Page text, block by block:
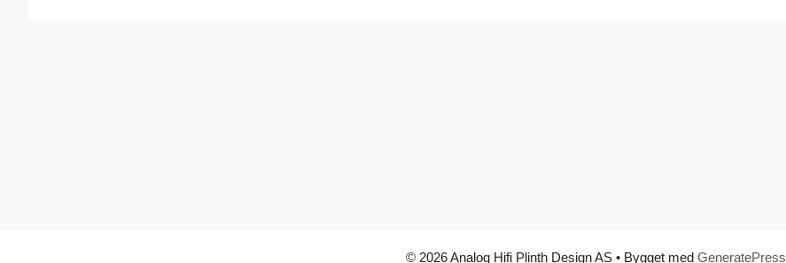
© 2026 Analog Hifi Plinth Design AS• Bygget med GeneratePress